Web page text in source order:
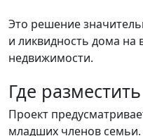
Это решение
и ликвидность дома
недвижимости.
Где
Проект
младших членов семьи.